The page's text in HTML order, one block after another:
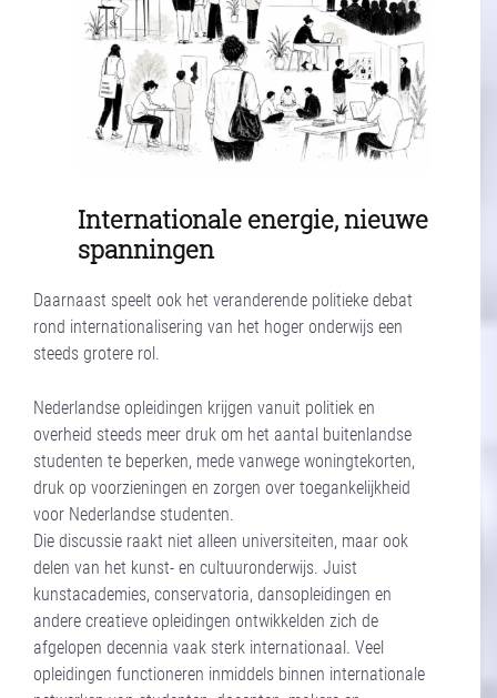
Internationale energie, nieuwe
spanningen
Daarnaast speelt ook het veranderende politieke debat
rond internationalisering van het hoger onderwijs een
steeds grotere rol.
Nederlandse opleidingen krijgen vanuit politiek en
overheid steeds meer druk om het aantal buitenlandse
studenten te beperken, mede vanwege woningtekorten,
druk op voorzieningen en zorgen over toegankelijkheid
voor Nederlandse studenten.
Die discussie raakt niet alleen universiteiten, maar ook
delen van het kunst- en cultuuronderwijs. Juist
kunstacademies, conservatoria, dansopleidingen en
andere creatieve opleidingen ontwikkelden zich de
afgelopen decennia vaak sterk internationaal. Veel
opleidingen functioneren inmiddels binnen internationale